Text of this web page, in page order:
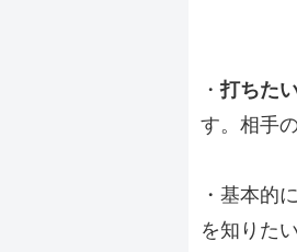
・打ちた
す。相手
・基本的
を知りた